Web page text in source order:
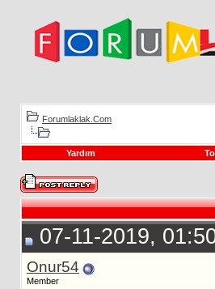
Forumlaklak.Com
Yardım
07-11-2019,
Onur54
Member